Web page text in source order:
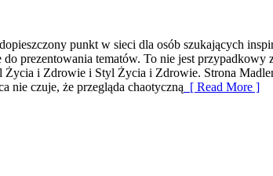
punkt w sieci dla osób szukających
prezentowania tematów. To nie jest
i Zdrowie i Styl Życia i Zdrowie. Strona
nie czuje, że przegląda chaotyczną [ Read More ]